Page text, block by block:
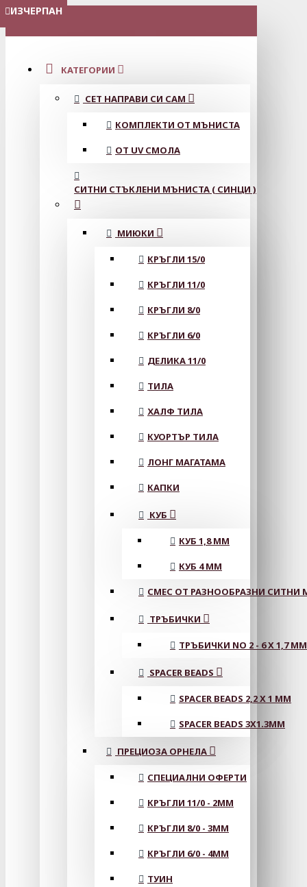
МЕНЮ
КАТЕГОРИИ
СЕТ НАПРАВИ СИ САМ
КОМПЛЕКТИ ОТ МЪНИСТА
ОТ UV СМОЛА
СИТНИ СТЪКЛЕНИ МЪНИСТА ( СИНЦИ )
МИЮКИ
КРЪГЛИ 15/0
КРЪГЛИ 11/0
КРЪГЛИ 8/0
КРЪГЛИ 6/0
ДЕЛИКА 11/0
ТИЛА
ХАЛФ ТИЛА
КУОРТЪР ТИЛА
ЛОНГ МАГАТАМА
КАПКИ
КУБ
КУБ 1,8 ММ
КУБ 4 ММ
СМЕС ОТ РАЗНООБРАЗНИ СИТНИ
ТРЪБИЧКИ
ТРЪБИЧКИ NO 2 - 6 X 1,7 MM
SPACER BEADS
SPACER BEADS 2,2 X 1 MM
SPACER BEADS 3X1.3MM
ПРЕЦИОЗА ОРНЕЛА
СПЕЦИАЛНИ ОФЕРТИ
КРЪГЛИ 11/0 - 2MM
КРЪГЛИ 8/0 - 3MM
КРЪГЛИ 6/0 - 4MM
ТУИН
ИЗЧЕРПАН